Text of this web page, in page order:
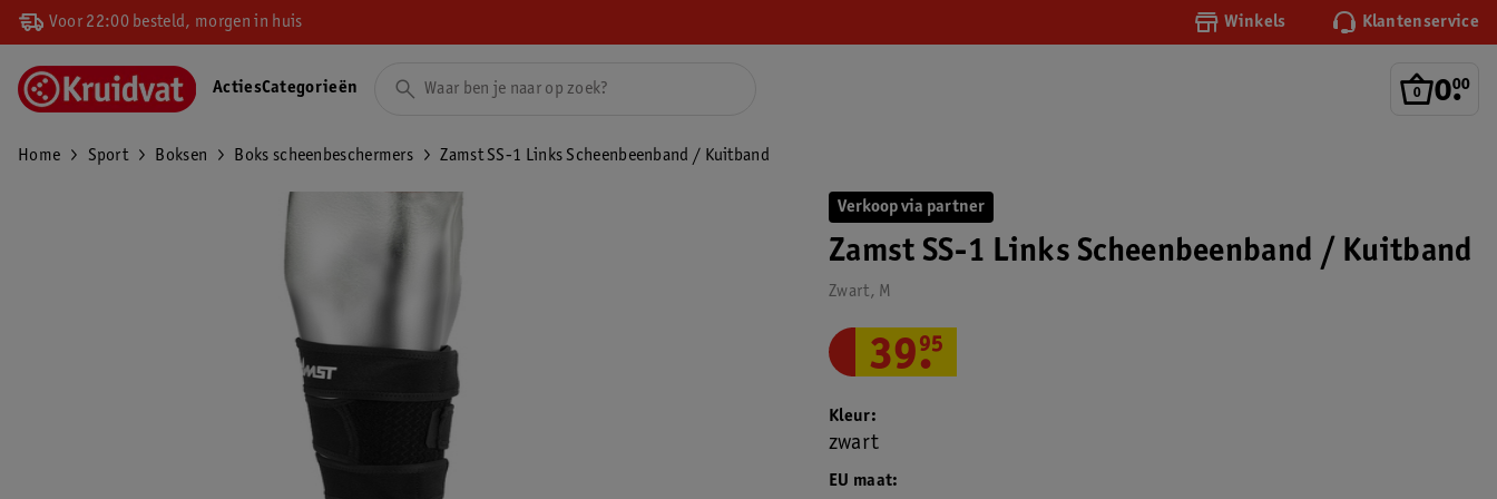
Voor 22:00 besteld, morgen in huis Winkels Klantenservice
0.
00
ActiesCategorieën
Home Sport Boksen Boks scheenbeschermers Zamst SS-1 Links Scheenbeenband / Kuitband
Verkoop via partner
Zamst SS-1 Links Scheenbeenband / Kuitband
Zwart, M
39.
95
EU maat
Kleur
zwart